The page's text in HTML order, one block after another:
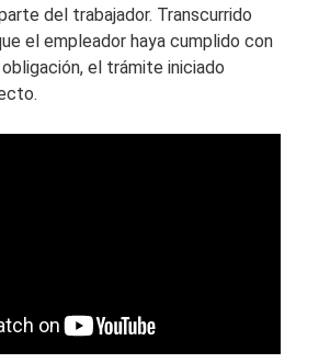
del trabajador. Transcurrido
el empleador haya cumplido con
el trámite iniciado